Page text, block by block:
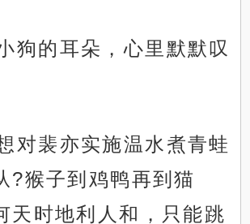
狗的耳朵，心里默默叹
对裴亦实施温水煮青蛙
?猴子到鸡鸭再到猫
天时地利人和，只能跳